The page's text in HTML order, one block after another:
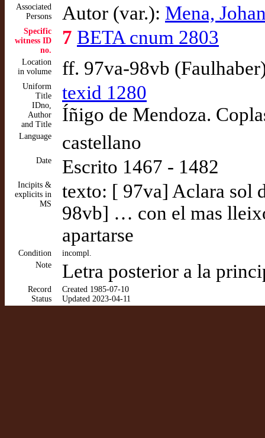
Associated
Persons
Autor (var.): Mena,
Specific
witness ID
no.
7 BETA cnum 2803
Location
in volume
ff. 97va-98vb
Uniform
Title
IDno,
Author
and Title
texid 1280
Íñigo de Mendoza.
Language castellano
Date Escrito 1467 - 1482
Incipits &
explicits in
MS
texto: [ 97va] Aclara sol
98vb] … con el mas
apartarse
Condition
incompl.
Note
Letra posterior a la
Record
Status
Created 1985-07-10
Updated 2023-04-11